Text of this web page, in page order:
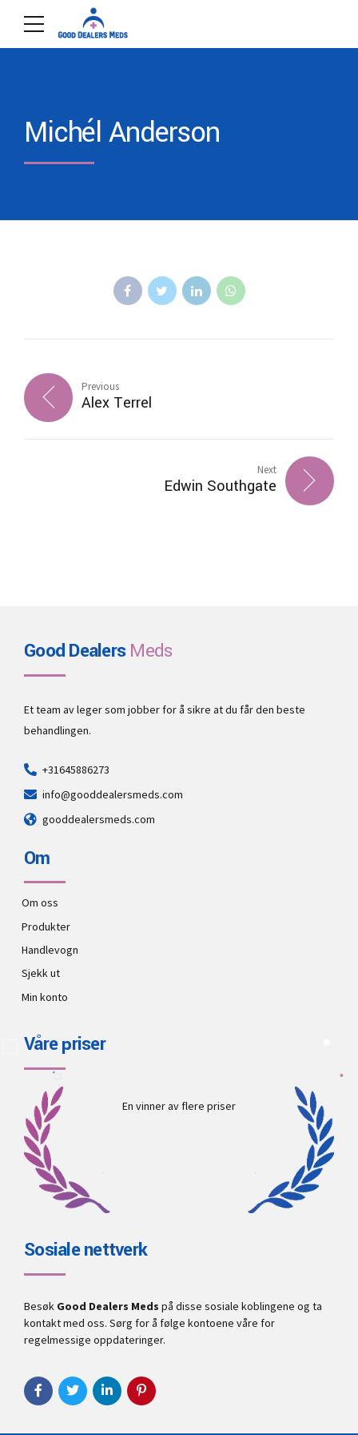
Michél Anderson
Previous
Alex Terrel
Next
Edwin Southgate
Good DealersMeds
Et team av leger som jobber for å sikre at du får den beste
behandlingen.
+31645886273
info@gooddealersmeds.com
gooddealersmeds.com
Om
Om oss
Produkter
Handlevogn
Sjekk ut
Min konto
Våre priser
En vinner av flere priser
Sosiale nettverk
Besøk Good Dealers Meds på disse sosiale koblingene og ta
kontakt med oss. Sørg for å følge kontoene våre for
regelmessige oppdateringer.